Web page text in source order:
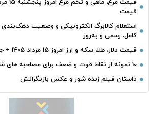
قیمت
کامل، رسمی و به‌روز
قیمت دلار، طلا، سکه و ارز امروز 15 مرداد 1405 + جدول کامل
10 نمونه از نقاط قوت و ضعف برای مصاحبه‌ های شغلی ۱۴۰۵
داستان فیلم زنده شور و عکس بازیگرانش